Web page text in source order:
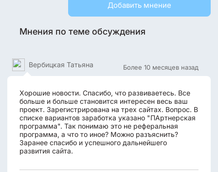
Добавить мнение
Мнения по теме обсуждения
Более 10 месяцев назад
Вербицкая Татьяна
Хорошие новости. Спасибо, что развиваетесь. Все
больше и больше становится интересен весь ваш
проект. Зарегистрирована на трех сайтах. Вопрос. В
списке вариантов заработка указано "ПАртнерская
программа". Так понимаю это не реферальная
программа, а что то иное? Можно разъяснить?
Заранее спасибо и успешного дальнейшего
развития сайта.